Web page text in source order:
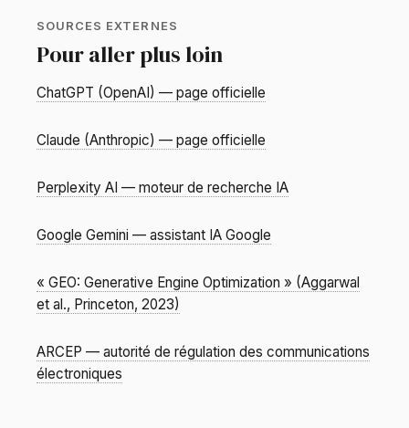
SOURCES EXTERNES
Pour aller plus loin
ChatGPT (OpenAI) — page officielle
Claude (Anthropic) — page officielle
Perplexity AI — moteur de recherche IA
Google Gemini — assistant IA Google
« GEO: Generative Engine Optimization » (Aggarwal
et al., Princeton, 2023)
ARCEP — autorité de régulation des communications
électroniques